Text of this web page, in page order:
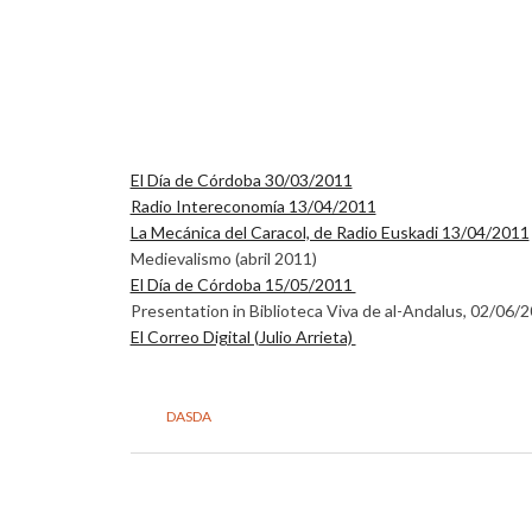
El Día de Córdoba 30/03/2011
Radio Intereconomía 13/04/2011
La Mecánica del Caracol, de Radio Euskadi 13/04/2011
Medievalismo (abril 2011)
El Día de Córdoba 15/05/2011
Presentation in Biblioteca Viva de al-Andalus, 02/06/
El Correo Digital (Julio Arrieta)
DASDA